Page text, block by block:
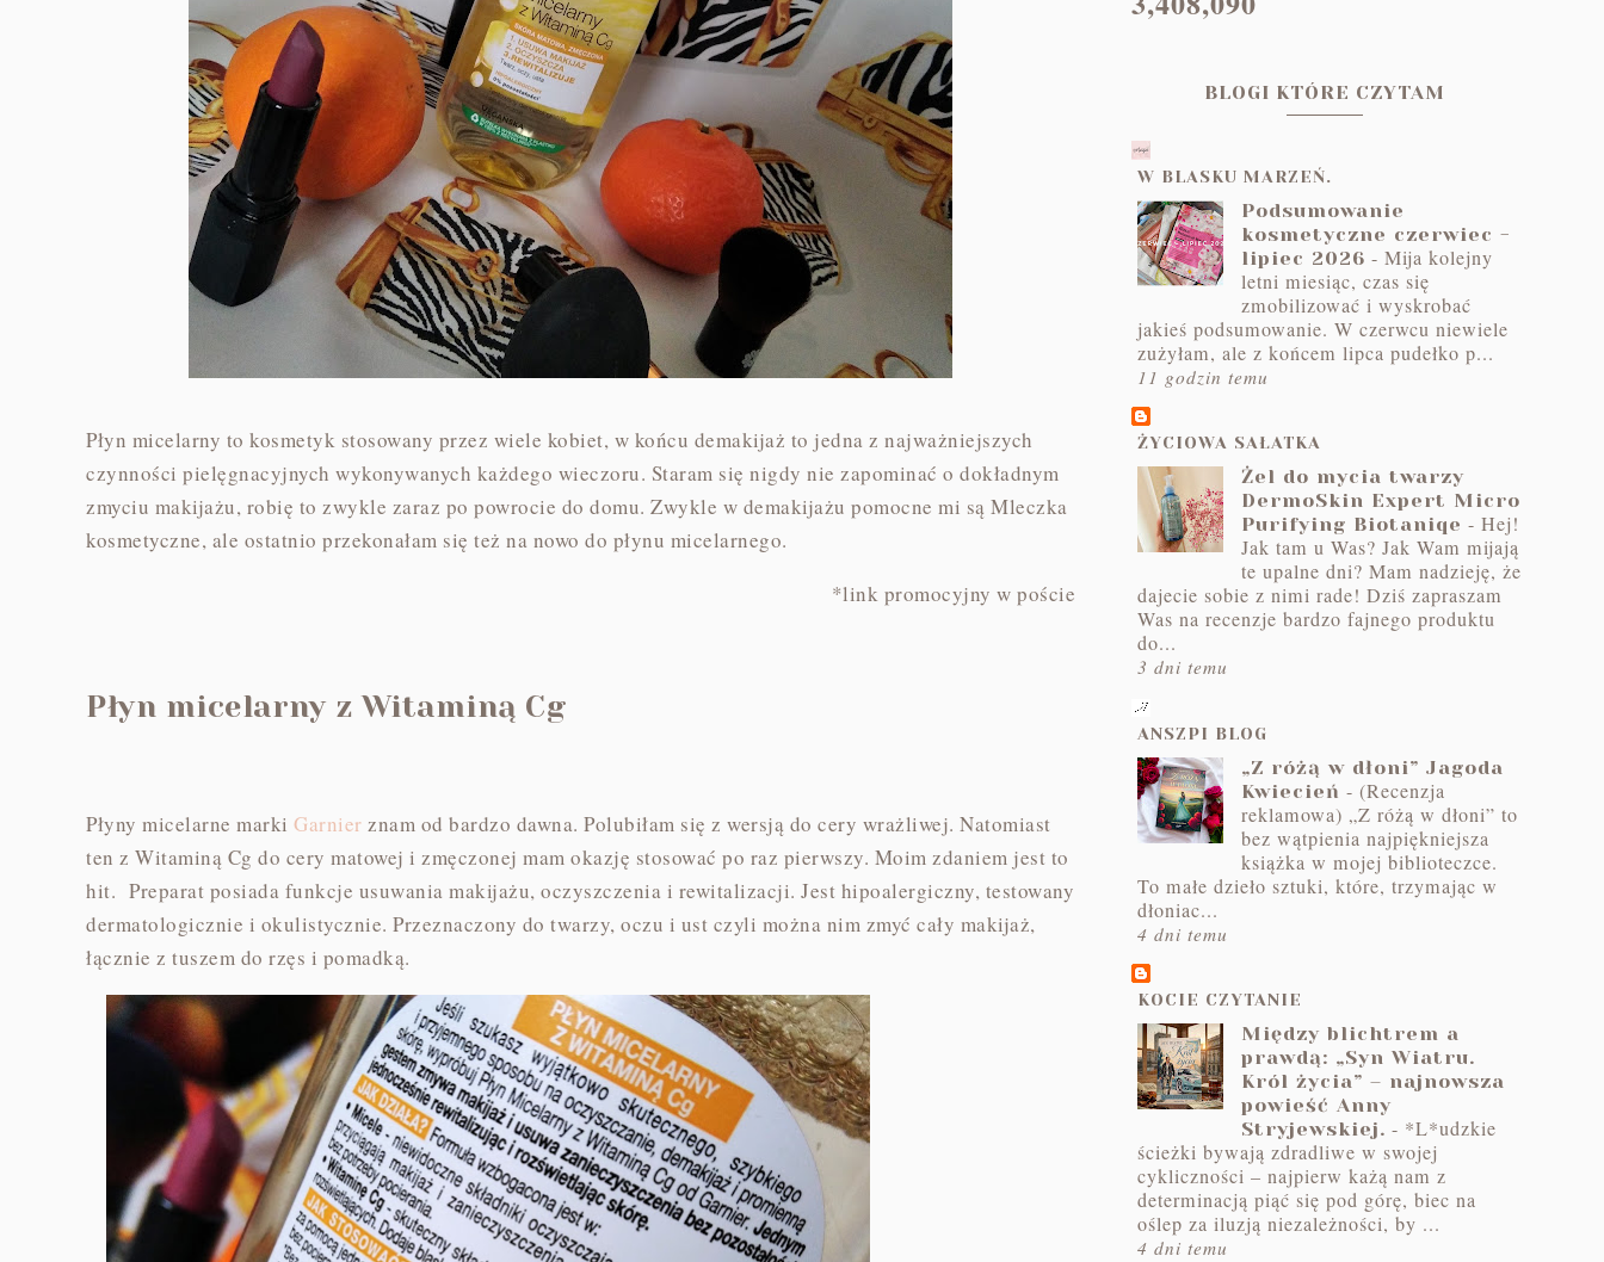
Płyn micelarny to kosmetyk stosowany przez wiele kobiet, w końcu demakijaż to jedna z najważniejszych
czynności pielęgnacyjnych wykonywanych każdego wieczoru. Staram się nigdy nie zapominać o dokładnym
zmyciu makijażu, robię to zwykle zaraz po powrocie do domu. Zwykle w demakijażu pomocne mi są Mleczka
kosmetyczne, ale ostatnio przekonałam się też na nowo do płynu micelarnego.
*link promocyjny w poście
Płyn micelarny z Witaminą Cg
Płyny micelarne marki Garnier znam od bardzo dawna. Polubiłam się z wersją do cery wrażliwej. Natomiast
ten z Witaminą Cg do cery matowej i zmęczonej mam okazję stosować po raz pierwszy. Moim zdaniem jest to
hit. Preparat posiada funkcje usuwania makijażu, oczyszczenia i rewitalizacji. Jest hipoalergiczny, testowany
dermatologicznie i okulistycznie. Przeznaczony do twarzy, oczu i ust czyli można nim zmyć cały makijaż,
łącznie z tuszem do rzęs i pomadką.
BLOGI KTÓRE CZYTAM
W BLASKU MARZEŃ.
Podsumowanie
kosmetyczne czerwiec -
lipiec 2026 - Mija kolejny
letni miesiąc, czas się
zmobilizować i wyskrobać
jakieś podsumowanie. W czerwcu niewiele
zużyłam, ale z końcem lipca pudełko p...
11 godzin temu
ŻYCIOWA SAŁATKA
Żel do mycia twarzy
DermoSkin Expert Micro
Purifying Biotaniqe - Hej!
Jak tam u Was? Jak Wam mijają
te upalne dni? Mam nadzieję, że
dajecie sobie z nimi rade! Dziś zapraszam
Was na recenzje bardzo fajnego produktu
do...
3 dni temu
ANSZPI BLOG
„Z różą w dłoni” Jagoda
Kwiecień - (Recenzja
reklamowa) „Z różą w dłoni” to
bez wątpienia najpiękniejsza
książka w mojej biblioteczce.
To małe dzieło sztuki, które, trzymając w
dłoniac...
4 dni temu
KOCIE CZYTANIE
Między blichtrem a
prawdą: „Syn Wiatru.
Król życia” – najnowsza
powieść Anny
Stryjewskiej. - *L*udzkie
ścieżki bywają zdradliwe w swojej
cykliczności – najpierw każą nam z
determinacją piąć się pod górę, biec na
oślep za iluzją niezależności, by ...
4 dni temu